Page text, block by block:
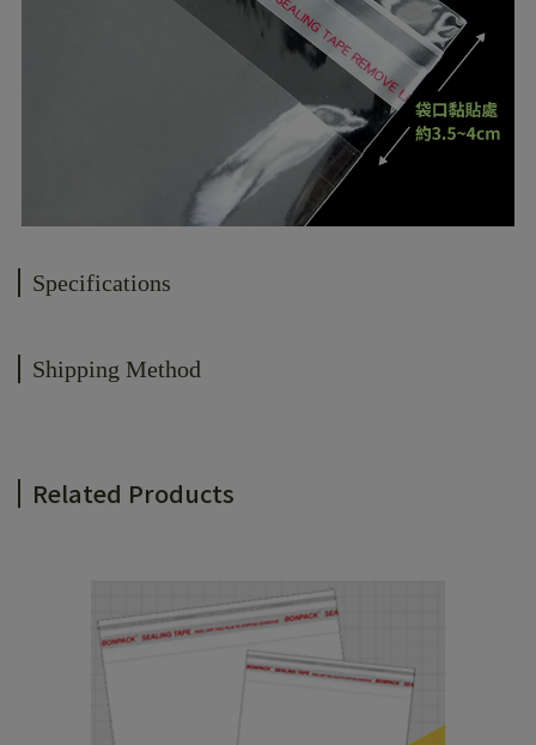
Specifications
Shipping Method
Related Products